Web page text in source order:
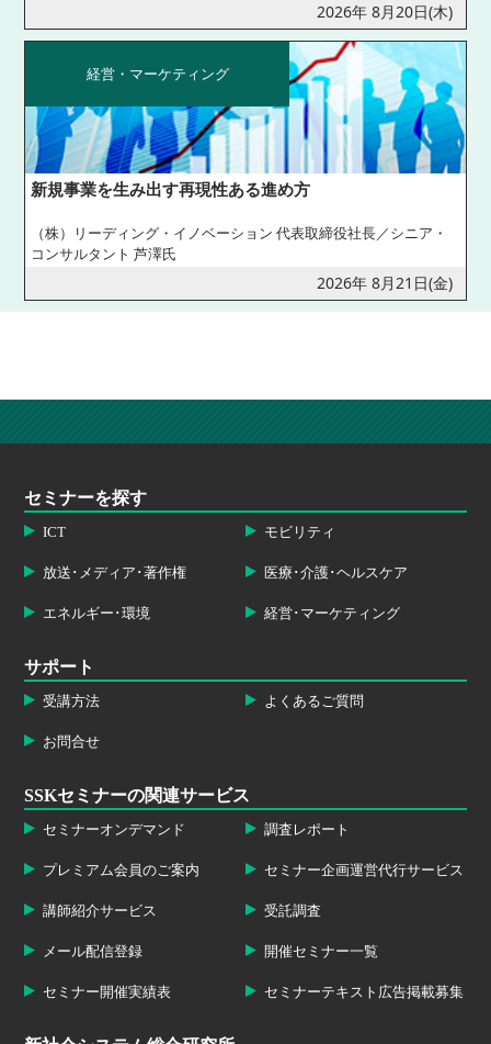
2026年 8月20日(木)
経営・マーケティング
新規事業を生み出す再現性ある進め方
（株）リーディング・イノベーション 代表取締役社長／シニア・
コンサルタント 芦澤氏
2026年 8月21日(金)
セミナーを探す
ICT モビリティ
放送･メディア･著作権 医療･介護･ヘルスケア
エネルギー･環境 経営･マーケティング
サポート
受講方法 よくあるご質問
お問合せ
SSKセミナーの関連サービス
セミナーオンデマンド 調査レポート
プレミアム会員のご案内 セミナー企画運営代行サービス
講師紹介サービス 受託調査
メール配信登録 開催セミナー一覧
セミナー開催実績表 セミナーテキスト広告掲載募集